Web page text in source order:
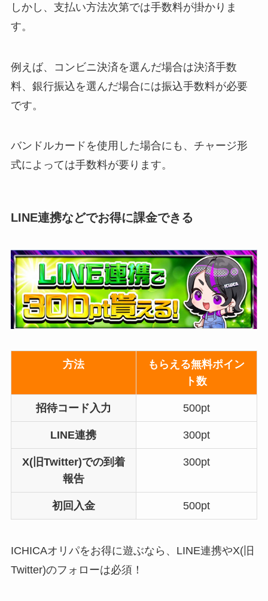
しかし、支払い方法次第では手数料が掛かりま
す。
例えば、コンビニ決済を選んだ場合は決済手数
料、銀行振込を選んだ場合には振込手数料が必要
です。
バンドルカードを使用した場合にも、チャージ形
式によっては手数料が要ります。
LINE連携などでお得に課金できる
方法
もらえる無料ポイン
ト数
招待コード入力 500pt
LINE連携 300pt
X(旧Twitter)での到着
報告
300pt
初回入金 500pt
ICHICAオリパをお得に遊ぶなら、LINE連携やX(旧
Twitter)のフォローは必須！